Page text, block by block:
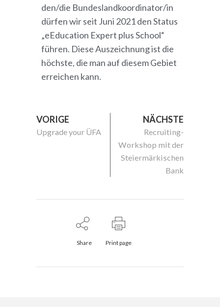
den/die Bundeslandkoordinator/in
dürfen wir seit Juni 2021 den Status
„eEducation Expert plus School“
führen. Diese Auszeichnung ist die
höchste, die man auf diesem Gebiet
erreichen kann.
VORIGE
Upgrade your ÜFA
NÄCHSTE
Recruiting-
Workshop mit der
Steiermärkischen
Bank
Share Print page